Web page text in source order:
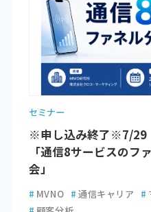
セミナー
※申し込み終了※7/29
「通信8サービスのフ
会」
# MVNO # 通信キャリア #